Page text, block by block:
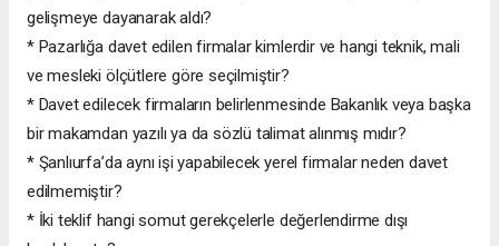
gelişmeye dayanarak aldı?
* Pazarlığa davet edilen firmalar kimlerdir ve hangi teknik, mali
ve mesleki ölçütlere göre seçilmiştir?
* Davet edilecek firmaların belirlenmesinde Bakanlık veya başka
bir makamdan yazılı ya da sözlü talimat alınmış mıdır?
* Şanlıurfa’da aynı işi yapabilecek yerel firmalar neden davet
edilmemiştir?
* İki teklif hangi somut gerekçelerle değerlendirme dışı